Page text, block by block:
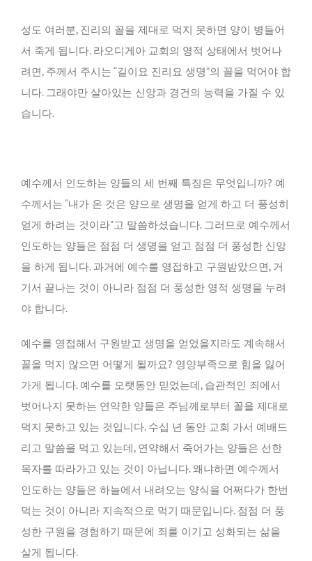
성도 여러분, 진리의 꼴을 제대로 먹지 못하면 양이 병들어
서 죽게 됩니다. 라오디게아 교회의 영적 상태에서 벗어나
려면, 주께서 주시는 “길이요 진리요 생명”의 꼴을 먹어야 합
니다. 그래야만 살아있는 신앙과 경건의 능력을 가질 수 있
습니다.
예수께서 인도하는 양들의 세 번째 특징은 무엇입니까? 예
수께서는 “내가 온 것은 양으로 생명을 얻게 하고 더 풍성히
얻게 하려는 것이라”고 말씀하셨습니다. 그러므로 예수께서
인도하는 양들은 점점 더 생명을 얻고 점점 더 풍성한 신앙
을 하게 됩니다. 과거에 예수를 영접하고 구원받았으면, 거
기서 끝나는 것이 아니라 점점 더 풍성한 영적 생명을 누려
야 합니다.
예수를 영접해서 구원받고 생명을 얻었을지라도 계속해서
꼴을 먹지 않으면 어떻게 될까요? 영양부족으로 힘을 잃어
가게 됩니다. 예수를 오랫동안 믿었는데, 습관적인 죄에서
벗어나지 못하는 연약한 양들은 주님께로부터 꼴을 제대로
먹지 못하고 있는 것입니다. 수십 년 동안 교회 가서 예배드
리고 말씀을 먹고 있는데, 연약해서 죽어가는 양들은 선한
목자를 따라가고 있는 것이 아닙니다. 왜냐하면 예수께서
인도하는 양들은 하늘에서 내려오는 양식을 어쩌다가 한번
먹는 것이 아니라 지속적으로 먹기 때문입니다. 점점 더 풍
성한 구원을 경험하기 때문에 죄를 이기고 성화되는 삶을
살게 됩니다.